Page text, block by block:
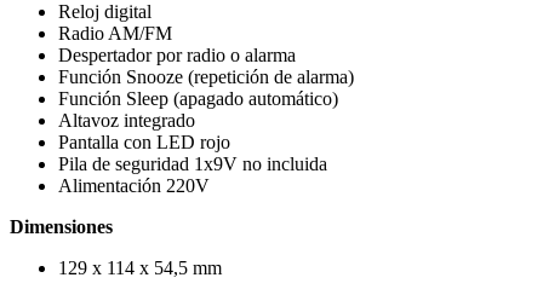
Reloj digital
Radio AM/FM
Despertador por radio o alarma
Función Snooze (repetición de alarma)
Función Sleep (apagado automático)
Altavoz integrado
Pantalla con LED rojo
Pila de seguridad 1x9V no incluida
Alimentación 220V
Dimensiones
129 x 114 x 54,5 mm